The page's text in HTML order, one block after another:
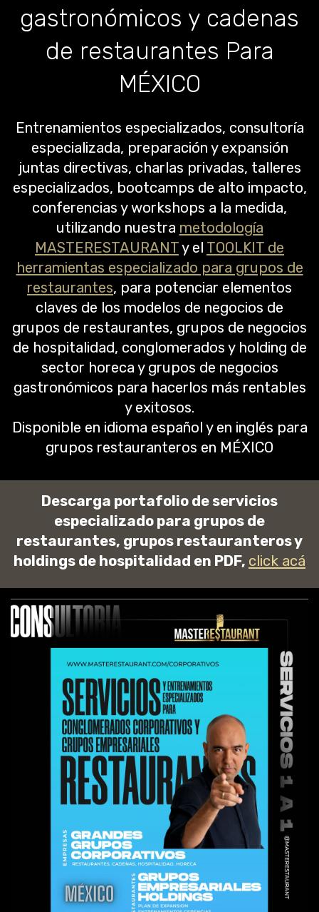
gastronómicos y cadenas
de restaurantes Para
MÉXICO
Entrenamientos especializados, consultoría
especializada, preparación y expansión
juntas directivas, charlas privadas, talleres
especializados, bootcamps de alto impacto,
conferencias y workshops a la medida,
utilizando nuestra metodología
MASTERESTAURANTy el TOOLKIT de
herramientas especializado para grupos de
restaurantes, para potenciar elementos
claves de los modelos de negocios de
grupos de restaurantes, grupos de negocios
de hospitalidad, conglomerados y holding de
sector horeca y grupos de negocios
gastronómicos para hacerlos más rentables
y exitosos.
Disponible en idioma español y en inglés para
grupos restauranteros en MÉXICO
Descarga portafolio de servicios
especializado para grupos de
restaurantes, grupos restauranteros y
holdings de hospitalidad en PDF, click acá